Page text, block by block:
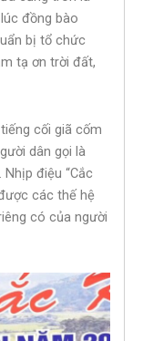
đồng bào
bị tổ chức
tạ ơn trời đất,
cối giã cốm
dân gọi là
điệu “Cắc
các thế hệ
có của người